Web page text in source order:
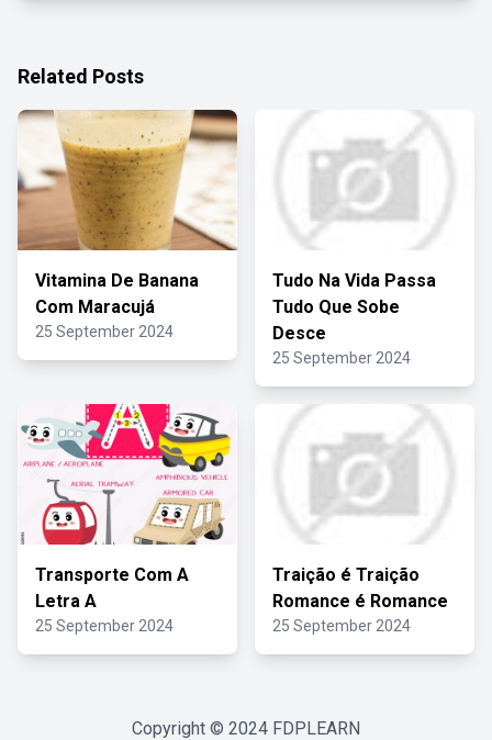
Related Posts
Vitamina De Banana
Com Maracujá
25 September 2024
Tudo Na Vida Passa
Tudo Que Sobe
Desce
25 September 2024
Transporte Com A
Letra A
25 September 2024
Traição é Traição
Romance é Romance
25 September 2024
Copyright © 2024 FDPLEARN